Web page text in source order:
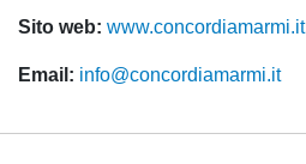
Sito web: www.concordiamarmi.it
Email: info@concordiamarmi.it